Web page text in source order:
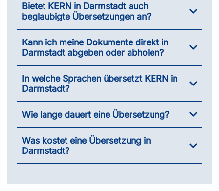
Bietet KERN in Darmstadt auch
beglaubigte Übersetzungen an?
Kann ich meine Dokumente direkt in
Darmstadt abgeben oder abholen?
In welche Sprachen übersetzt KERN in
Darmstadt?
Wie lange dauert eine Übersetzung?
Was kostet eine Übersetzung in
Darmstadt?